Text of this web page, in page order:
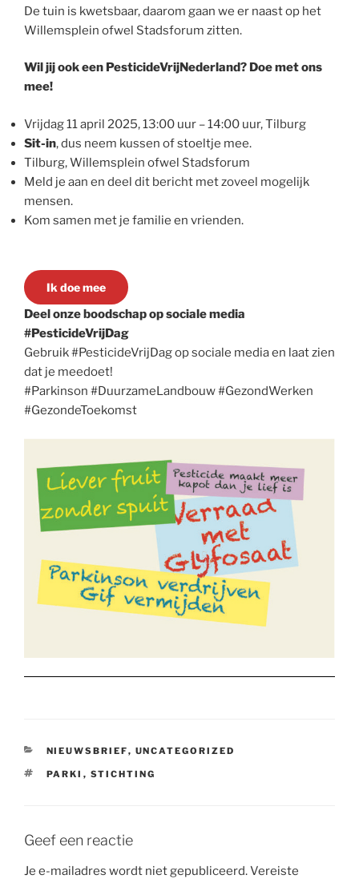
De tuin is kwetsbaar, daarom gaan we er naast op het
Willemsplein ofwel Stadsforum zitten.
Wil jij ook een PesticideVrijNederland? Doe met ons
mee!
Vrijdag 11 april 2025, 13:00 uur – 14:00 uur, Tilburg
Sit-in, dus neem kussen of stoeltje mee.
Tilburg, Willemsplein ofwel Stadsforum
Meld je aan en deel dit bericht met zoveel mogelijk
mensen.
Kom samen met je familie en vrienden.
Ik doe mee
Deel onze boodschap op sociale media
#PesticideVrijDag
Gebruik #PesticideVrijDag op sociale media en laat zien
dat je meedoet!
#Parkinson #DuurzameLandbouw #GezondWerken
#GezondeToekomst
CATEGORIEËN
NIEUWSBRIEF, UNCATEGORIZED
TAGS
PARKI , STICHTING
Geef een reactie
Je e-mailadres wordt niet gepubliceerd.Vereiste